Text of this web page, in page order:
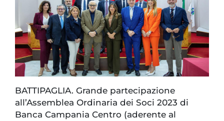
BATTIPAGLIA. Grande partecipazione
all’Assemblea Ordinaria dei Soci 2023 di
Banca Campania Centro (aderente al